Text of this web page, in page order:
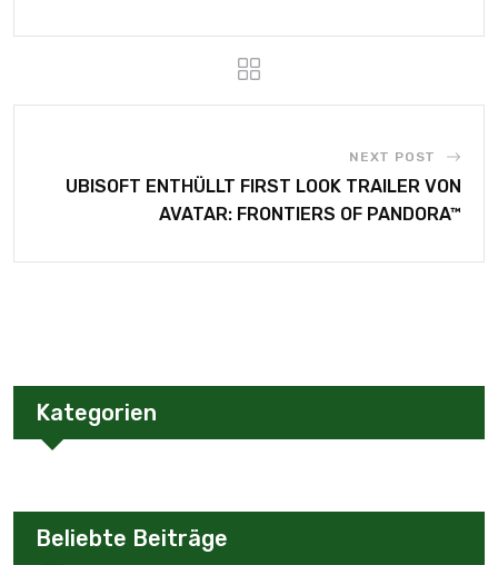
NEXT POST
UBISOFT ENTHÜLLT FIRST LOOK TRAILER VON
AVATAR: FRONTIERS OF PANDORA™
Kategorien
Beliebte Beiträge